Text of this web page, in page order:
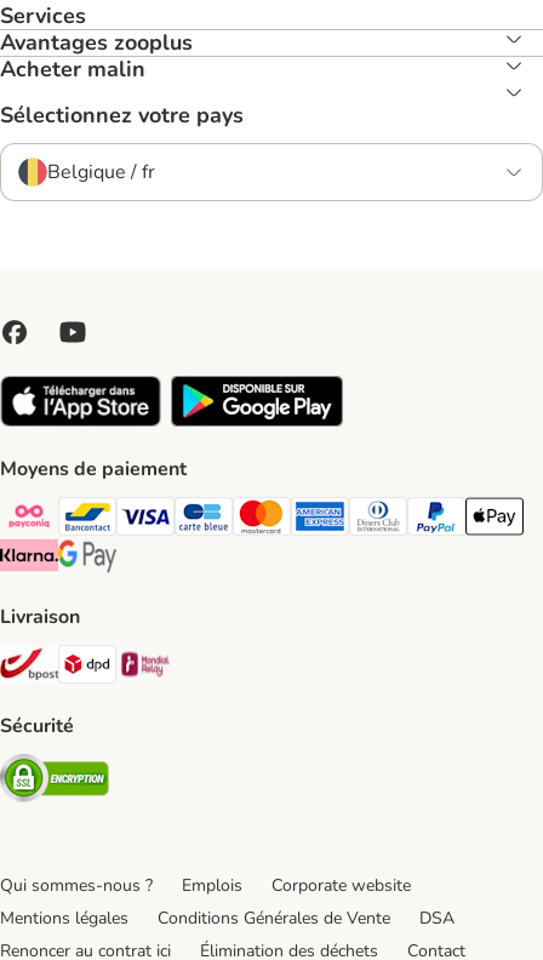
Services
Avantages zooplus
Acheter malin
Sélectionnez votre pays
Belgique / fr
Moyens de paiement
Payconiq Payment Method
bancontact Payment Method
Visa Payment Method
carte bleue Payment Method
Master card Payment Method
American express Payment
Diners club Payment
Paypal Payment
Apple
Klarna Payment Method
Google Pay Payment Method
Livraison
Bpost Shipping Method
DPD Shipping Method
Sécurité
Security
Qui sommes-nous ? Emplois
Corporate website
Mentions légales
Conditions Générales de Vente
DSA
Renoncer au contrat ici
Élimination des déchets Contact